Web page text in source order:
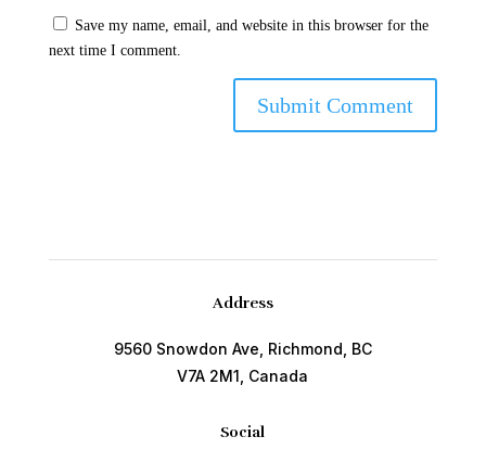
Save my name, email, and website in this browser for the
next time I comment.
Address
9560 Snowdon Ave, Richmond, BC
V7A 2M1, Canada
Social